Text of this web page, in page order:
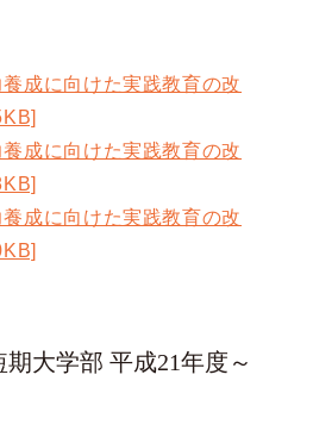
養成に向けた実践教育の改
養成に向けた実践教育の改
養成に向けた実践教育の改
大学部 平成21年度～